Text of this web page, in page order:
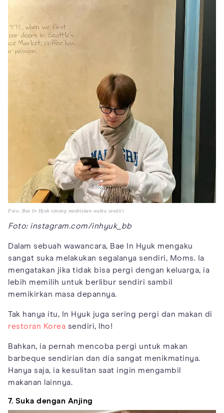
Foto: Bae In Hyuk senang menbiskan waktu sendiri
Foto: instagram.com/inhyuk_bb
Dalam sebuah wawancara, Bae In Hyuk mengaku
sangat suka melakukan segalanya sendiri, Moms. Ia
mengatakan jika tidak bisa pergi dengan keluarga, ia
lebih memilih untuk berlibur sendiri sambil
memikirkan masa depannya.
Tak hanya itu, In Hyuk juga sering pergi dan makan di
restoran Korea sendiri, lho!
Bahkan, ia pernah mencoba pergi untuk makan
barbeque sendirian dan dia sangat menikmatinya.
Hanya saja, ia kesulitan saat ingin mengambil
makanan lainnya.
7. Suka dengan Anjing